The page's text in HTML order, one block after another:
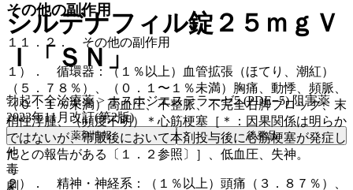
その他の副作用
１１．２． その他の副作用
１）． 循環器：（１％以上）血管拡張（ほてり、潮紅）
（５．７８％）、（０．１〜１％未満）胸痛、動悸、頻脈、
（０．１％未満）高血圧、不整脈、不完全右脚ブロック、末
梢性浮腫、（頻度不明）＊心筋梗塞［＊：因果関係は明らか
ではないが、市販後において本剤投与後に心筋梗塞が発症し
たとの報告がある〔１．２参照〕］、低血圧、失神。
２）． 精神・神経系：（１％以上）頭痛（３．８７％）、
シルデナフィル錠２５ｍｇＶ
Ｉ「ＳＮ」
勃起不全治療薬 > ホスホジエステラーゼ5 (PDE−5) 阻害薬
2023年11月改訂(第2版)
薬剤情報 後発品
他
毒
劇